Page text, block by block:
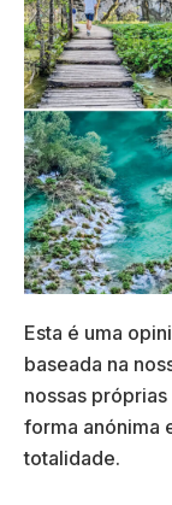
Esta é uma
baseada na
nossas
forma anónima
totalidade.